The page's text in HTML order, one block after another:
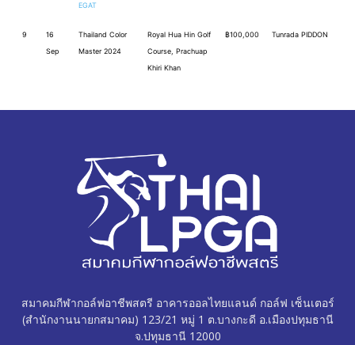
EGAT
9
16
Sep
Thailand Color
Master 2024
Royal Hua Hin Golf
Course, Prachuap
Khiri Khan
฿100,000 Tunrada PIDDON
สมาคมกีฬากอล์ฟอาชีพสตรี อาคารออลไทยแลนด์ กอล์ฟ เซ็นเตอร์
(สำนักงานนายกสมาคม) 123/21 หมู่ 1 ต.บางกะดี อ.เมืองปทุมธานี
จ.ปทุมธานี 12000